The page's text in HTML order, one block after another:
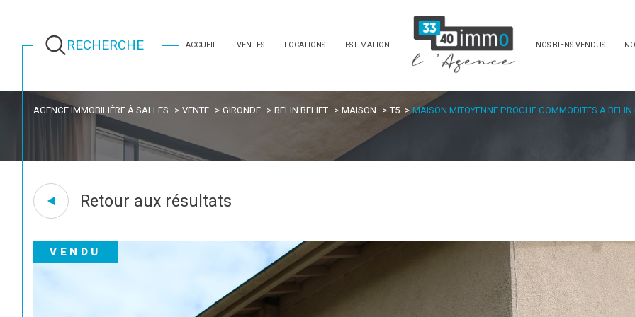
ACCUEIL VENTES LOCATIONS ESTIMATION NOS BIENS VENDUS
RECHERCHE
AGENCE IMMOBILIÈRE À SALLES VENTE GIRONDE BELIN BELIET MAISON T5 MAISON MITOYENNE PROCHE COMMODITES A BELIN
Retour aux résultats
VENDU